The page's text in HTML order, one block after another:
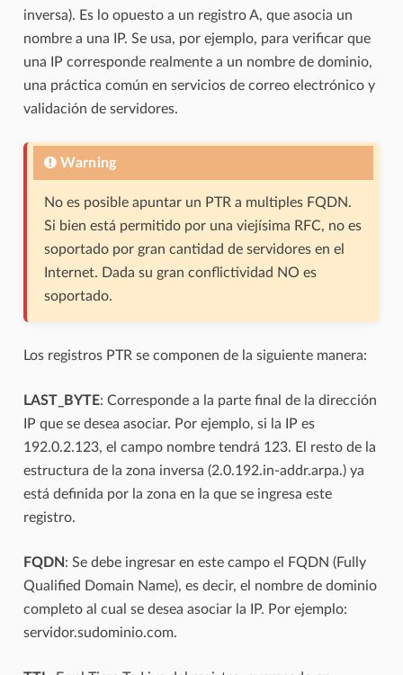
inversa). Es lo opuesto a un registro A, que asocia un
nombre a una IP. Se usa, por ejemplo, para verificar que
una IP corresponde realmente a un nombre de dominio,
una práctica común en servicios de correo electrónico y
validación de servidores.
Warning
No es posible apuntar un PTR a multiples FQDN.
Si bien está permitido por una viejísima RFC, no es
soportado por gran cantidad de servidores en el
Internet. Dada su gran conflictividad NO es
soportado.
Los registros PTR se componen de la siguiente manera:
LAST_BYTE: Corresponde a la parte final de la dirección
IP que se desea asociar. Por ejemplo, si la IP es
192.0.2.123, el campo nombre tendrá 123. El resto de la
estructura de la zona inversa (2.0.192.in-addr.arpa.) ya
está definida por la zona en la que se ingresa este
registro.
FQDN: Se debe ingresar en este campo el FQDN (Fully
Qualified Domain Name), es decir, el nombre de dominio
completo al cual se desea asociar la IP. Por ejemplo:
servidor.sudominio.com.